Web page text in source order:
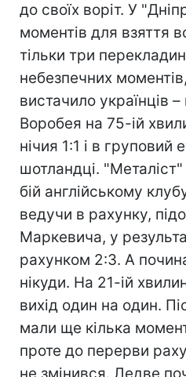
до своїх воріт. У
моментів для взяття
тільки три
небезпечних
вистачило українців
Воробея на 75-ій
нічия 1:1 і в груповий
шотландці.
бій англійському
ведучи в рахунку,
Маркевича, у
рахунком 2:3. А
нікуди. На 21-ій
вихід один на один.
мали ще кілька
проте до перерви